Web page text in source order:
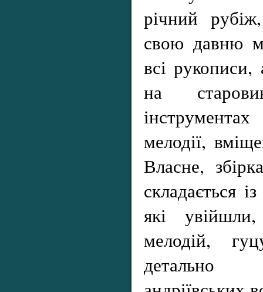
річний
свою давню
всі
на
мелодії,
Власне,
складається
які
мелодій,
детально